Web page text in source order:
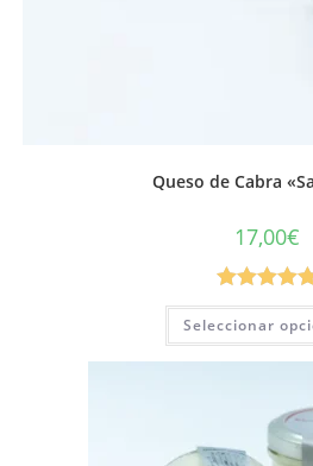
Queso de Cabra
17,00€
Valorado
5.00de 5
Seleccionar